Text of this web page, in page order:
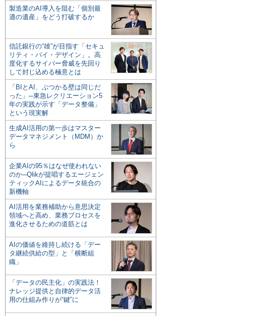
製造業のAI導入を阻む「個別最
適の遺産」をどう打破するか
信託銀行の“雄”が目指す「セキュ
リティ・バイ・デザイン」。高
度化するサイバー脅威を先回り
して封じ込める極意とは
「BIとAI、ぶつかる壁は同じだ
った」─東急レクリエーション5
年の実践が示す「データ整備」
という現実解
生成AI活用の第一歩はマスター
データマネジメント（MDM）か
ら
企業AIの95％はなぜ使われない
のか─Qlikが提唱するエージェン
ティックAIによるデータ統合の
新機軸
AI活用を業務補助から意思決定
領域へと高め、業務プロセスを
進化させるための道筋とは
AIの価値を維持し続ける「デー
タ継続供給の型」と「横断組
織」
「データの民主化」の実践法！
ナレッジ提供と自律的データ活
用の仕組み作りが“鍵”に